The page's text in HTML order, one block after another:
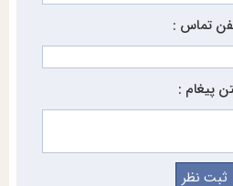
تماس :
پیغام :